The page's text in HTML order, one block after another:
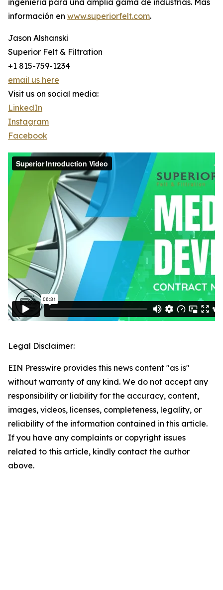
ingeniería para una amplia gama de industrias. Más
información en www.superiorfelt.com.
Jason Alshanski
Superior Felt & Filtration
+1 815-759-1234
email us here
Visit us on social media:
LinkedIn
Instagram
Facebook
Legal Disclaimer:
EIN Presswire provides this news content "as is"
without warranty of any kind. We do not accept any
responsibility or liability for the accuracy, content,
images, videos, licenses, completeness, legality, or
reliability of the information contained in this article.
If you have any complaints or copyright issues
related to this article, kindly contact the author
above.